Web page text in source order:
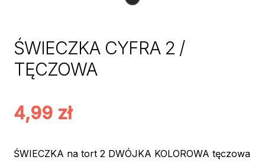
ŚWIECZKA CYFRA 2 /
TĘCZOWA
4,99 zł
ŚWIECZKA na tort 2 DWÓJKA KOLOROWA tęczowa